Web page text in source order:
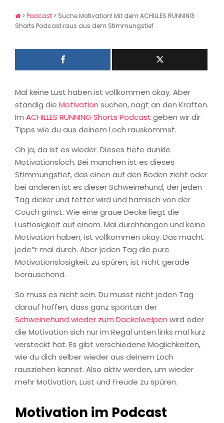
> Podcast > Suche Motivation! Mit dem ACHILLES RUNNING
Shorts Podcast raus aus dem Stimmungstief
Mal keine Lust haben ist vollkommen okay. Aber
ständig die Motivation suchen, nagt an den Kräften.
Im ACHILLES RUNNING Shorts Podcast geben wir dir
Tipps wie du aus deinem Loch rauskommst.
Oh ja, da ist es wieder. Dieses tiefe dunkle
Motivationsloch. Bei manchen ist es dieses
Stimmungstief, das einen auf den Boden zieht oder
bei anderen ist es dieser Schweinehund, der jeden
Tag dicker und fetter wird und hämisch von der
Couch grinst. Wie eine graue Decke liegt die
Lustlosigkeit auf einem. Mal durchhängen und keine
Motivation haben, ist vollkommen okay. Das macht
jede*r mal durch. Aber jeden Tag die pure
Motivationslosigkeit zu spüren, ist nicht gerade
berauschend.
So muss es nicht sein. Du musst nicht jeden Tag
darauf hoffen, dass ganz spontan der
Schweinehund wieder zum Dackelwelpen wird oder
die Motivation sich nur im Regal unten links mal kurz
versteckt hat. Es gibt verschiedene Möglichkeiten,
wie du dich selber wieder aus deinem Loch
rausziehen kannst. Also aktiv werden, um wieder
mehr Motivation, Lust und Freude zu spüren.
Motivation im Podcast